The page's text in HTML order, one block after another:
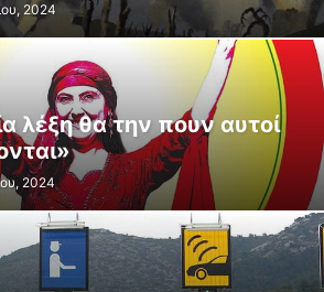
2024
λέξη θα την πουν αυτοί
2024